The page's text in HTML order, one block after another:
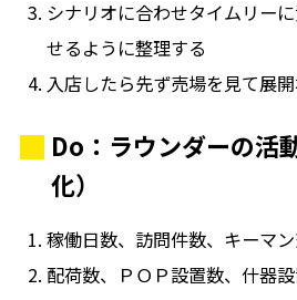
シナリオに合わせタイムリー
せるように整理する
入店したら先ず売場を見て展
Do：ラウンダーの活
化）
稼働日数、訪問件数、キーマ
配荷数、ＰＯＰ設置数、什器